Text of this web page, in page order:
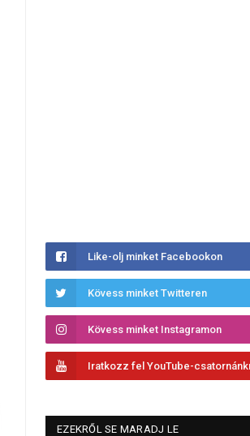
Like-olj minket Facebookon
Kövess minket Twitteren
Kövess minket Instagramon
Iratkozz fel YouTube-
EZEKRŐL SE MARADJ LE